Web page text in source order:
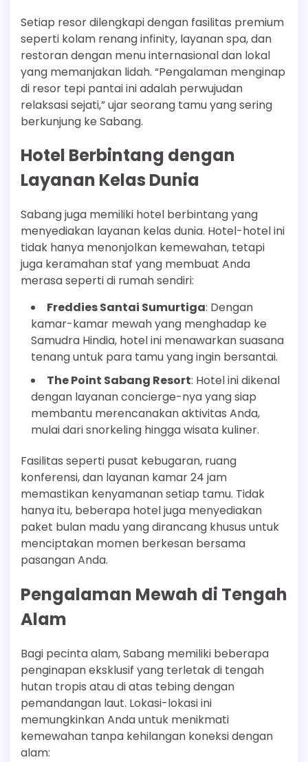
Setiap resor dilengkapi dengan fasilitas premium
seperti kolam renang infinity, layanan spa, dan
restoran dengan menu internasional dan lokal
yang memanjakan lidah. “Pengalaman menginap
di resor tepi pantai ini adalah perwujudan
relaksasi sejati,” ujar seorang tamu yang sering
berkunjung ke Sabang.
Hotel Berbintang dengan
Layanan Kelas Dunia
Sabang juga memiliki hotel berbintang yang
menyediakan layanan kelas dunia. Hotel-hotel ini
tidak hanya menonjolkan kemewahan, tetapi
juga keramahan staf yang membuat Anda
merasa seperti di rumah sendiri:
Freddies Santai Sumurtiga: Dengan
kamar-kamar mewah yang menghadap ke
Samudra Hindia, hotel ini menawarkan suasana
tenang untuk para tamu yang ingin bersantai.
The Point Sabang Resort: Hotel ini dikenal
dengan layanan concierge-nya yang siap
membantu merencanakan aktivitas Anda,
mulai dari snorkeling hingga wisata kuliner.
Fasilitas seperti pusat kebugaran, ruang
konferensi, dan layanan kamar 24 jam
memastikan kenyamanan setiap tamu. Tidak
hanya itu, beberapa hotel juga menyediakan
paket bulan madu yang dirancang khusus untuk
menciptakan momen berkesan bersama
pasangan Anda.
Pengalaman Mewah di Tengah
Alam
Bagi pecinta alam, Sabang memiliki beberapa
penginapan eksklusif yang terletak di tengah
hutan tropis atau di atas tebing dengan
pemandangan laut. Lokasi-lokasi ini
memungkinkan Anda untuk menikmati
kemewahan tanpa kehilangan koneksi dengan
alam: